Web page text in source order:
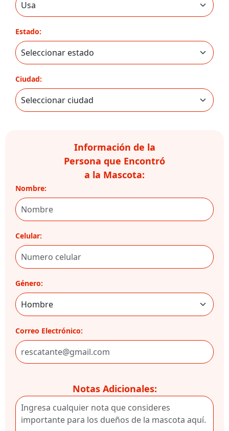
Estado:
Ciudad:
Información de la
Persona que Encontró
a la Mascota:
Nombre:
Celular:
Género:
Correo Electrónico:
Notas Adicionales: